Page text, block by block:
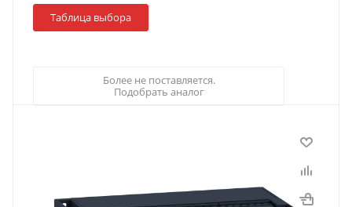
Таблица выбора
Более не поставляется.
Подобрать аналог